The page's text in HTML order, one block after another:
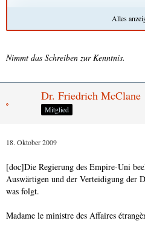
Monsieur le Chancelier de l'Union
Kenntnis setzen, daß das Empire-Uni
Corona de Segovia sperrt und sich
Schiffe beider Länder hinsichtlich des
Einheiten und Güter zu inspizieren.
nationalen Sicherheit und
Avec l’expression de mes salutations
[/doc]
Alles
Nimmt das Schreiben zur Kenntnis.
Dr. Friedrich McClane
Mitglied
18. Oktober 2009
[doc]Die Regierung des Empire-Uni
Auswärtigen und der Verteidigung der
was folgt.
Madame le ministre des Affaires